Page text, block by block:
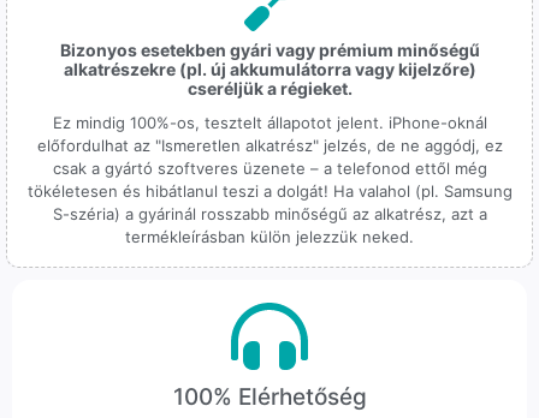
Bizonyos esetekben gyári vagy prémium minőségű
alkatrészekre (pl. új akkumulátorra vagy kijelzőre)
cseréljük a régieket.
Ez mindig 100%-os, tesztelt állapotot jelent. iPhone-oknál
előfordulhat az "Ismeretlen alkatrész" jelzés, de ne aggódj, ez
csak a gyártó szoftveres üzenete – a telefonod ettől még
tökéletesen és hibátlanul teszi a dolgát! Ha valahol (pl. Samsung
S-széria) a gyárinál rosszabb minőségű az alkatrész, azt a
termékleírásban külön jelezzük neked.
100% Elérhetőség